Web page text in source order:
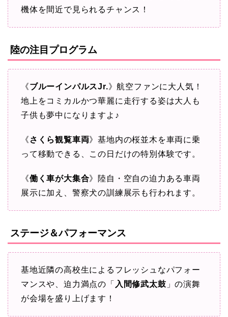
機体を間近で見られるチャンス！
陸の注目プログラム
《ブルーインパルスJr.》航空ファンに大人気！
地上をコミカルかつ華麗に走行する姿は大人も
子供も夢中になりますよ♪
《 さくら観覧車両》基地内の桜並木を車両に乗
って移動できる、この日だけの特別体験です。
《働く車が大集合》陸自・空自の迫力ある車両
展示に加え、警察犬の訓練展示も行われます。
ステージ＆パフォーマンス
基地近隣の高校生によるフレッシュなパフォー
マンスや、迫力満点の「 入間修武太鼓 」の演舞
が会場を盛り上げます！